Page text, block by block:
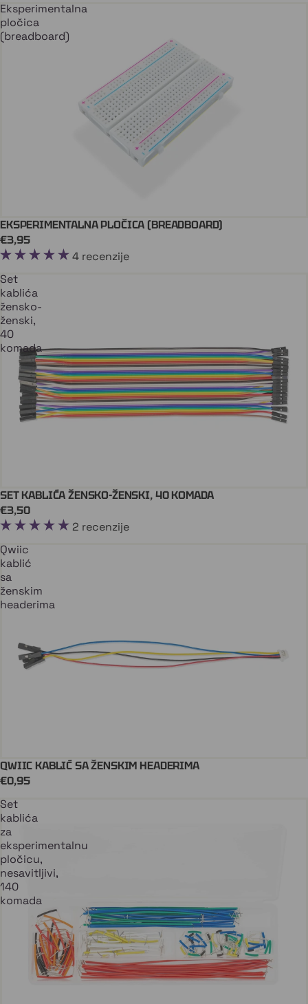
Eksperimentalna
pločica
(breadboard)
ARDUINO Stiže uskoro
EKSPERIMENTALNA PLOČICA (BREADBOARD)
€3,95
4 recenzije
Set
kablića
žensko-
ženski,
40
komada
ARDUINO Stiže uskoro
SET KABLIĆA ŽENSKO-ŽENSKI, 40 KOMADA
€3,50
2 recenzije
Qwiic
kablić
sa
ženskim
headerima
QWIIC
Dodaj U Košaricu
QWIIC KABLIĆ SA ŽENSKIM HEADERIMA
€0,95
Set
kablića
za
eksperimentalnu
pločicu,
nesavitljivi,
140
komada